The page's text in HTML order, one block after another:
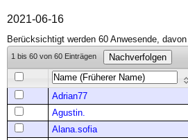
2021-06-16
Berücksichtigt werden 60 Anwesende,
1 bis 60 von 60 Einträgen Nachverfolgen
Adrian77
Agustin.
Alana.sofia